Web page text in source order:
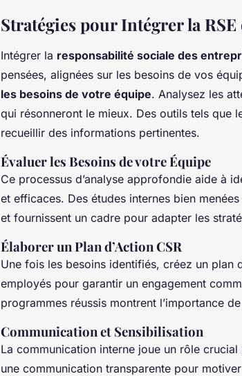
Stratégies pour Intégrer la
Intégrer la responsabilité sociale des
pensées, alignées sur les besoins de vos
les besoins de votre équipe. Analysez les
qui résonneront le mieux. Des outils tels que
recueillir des informations pertinentes.
Évaluer les Besoins de votre Équipe
Ce processus d’analyse approfondie aide à
et efficaces. Des études internes bien
et fournissent un cadre pour adapter les
Élaborer un Plan d’Action CSR
Une fois les besoins identifiés, créez un plan
employés pour garantir un engagement
programmes réussis montrent l’importance
Communication et Sensibilisation
La communication interne joue un rôle
une communication transparente pour